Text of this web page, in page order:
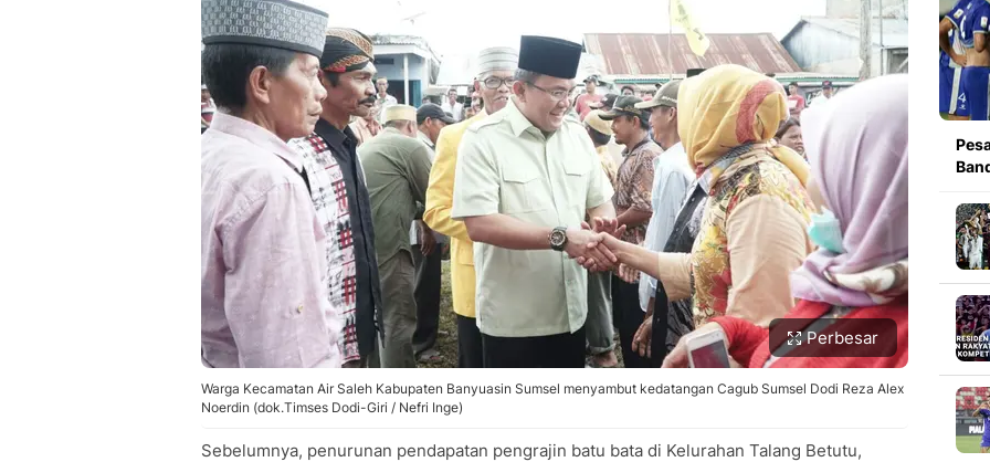
Perbesar
Warga Kecamatan Air Saleh Kabupaten Banyuasin Sumsel menyambut kedatangan Cagub Sumsel Dodi Reza Alex
Noerdin (dok.Timses Dodi-Giri / Nefri Inge)
Sebelumnya, penurunan pendapatan pengrajin batu bata di Kelurahan Talang Betutu,